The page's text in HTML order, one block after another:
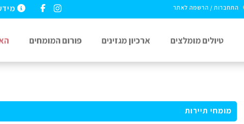
התחברות / הרשמה לאתר
טיולים מומלצים ארכיון מגזינים פורום המומחים
מומחי תיירות